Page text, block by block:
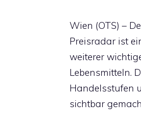
Wien (OTS) –
Preisradar ist
weiterer
Lebensmitteln.
Handelsstufen
sichtbar